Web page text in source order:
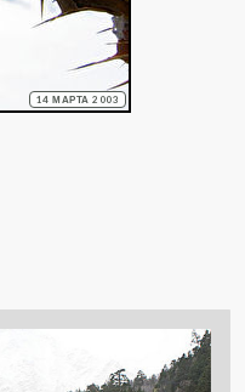
14 МАРТА 2003